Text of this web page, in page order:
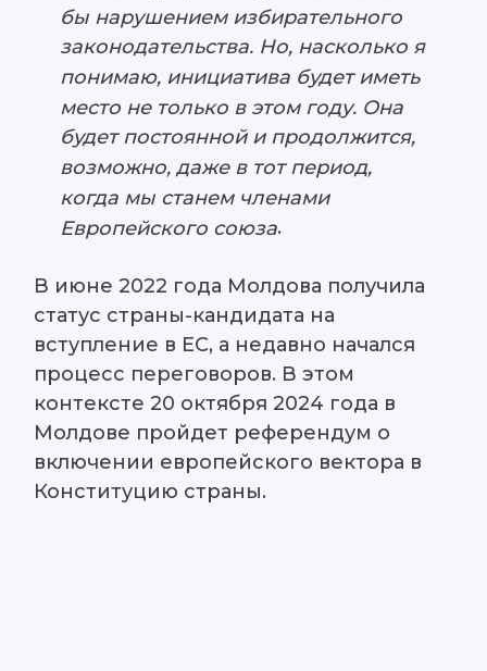
бы нарушением избирательного
законодательства. Но, насколько я
понимаю, инициатива будет иметь
место не только в этом году. Она
будет постоянной и продолжится,
возможно, даже в тот период,
когда мы станем членами
Европейского союза.
В июне 2022 года Молдова получила
статус страны-кандидата на
вступление в ЕС, а недавно начался
процесс переговоров. В этом
контексте 20 октября 2024 года в
Молдове пройдет референдум о
включении европейского вектора в
Конституцию страны.